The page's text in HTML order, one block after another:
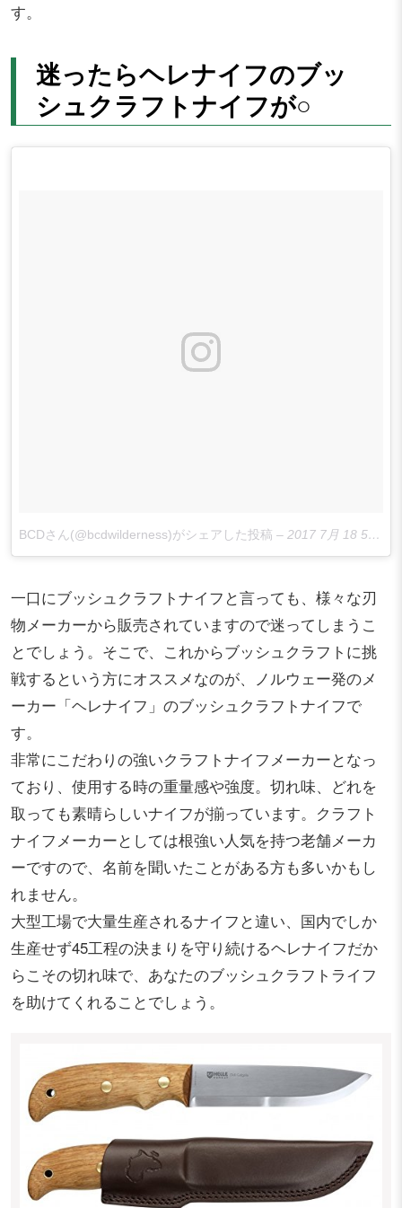
す。
迷ったらヘレナイフのブッ
シュクラフトナイフが○
BCDさん(@bcdwilderness)がシェアした投稿 – 2017 7月 18 5:51午前 PDT
一口にブッシュクラフトナイフと言っても、様々な刃
物メーカーから販売されていますので迷ってしまうこ
とでしょう。そこで、これからブッシュクラフトに挑
戦するという方にオススメなのが、ノルウェー発のメ
ーカー「ヘレナイフ」のブッシュクラフトナイフで
す。
非常にこだわりの強いクラフトナイフメーカーとなっ
ており、使用する時の重量感や強度。切れ味、どれを
取っても素晴らしいナイフが揃っています。クラフト
ナイフメーカーとしては根強い人気を持つ老舗メーカ
ーですので、名前を聞いたことがある方も多いかもし
れません。
大型工場で大量生産されるナイフと違い、国内でしか
生産せず45工程の決まりを守り続けるヘレナイフだか
らこその切れ味で、あなたのブッシュクラフトライフ
を助けてくれることでしょう。